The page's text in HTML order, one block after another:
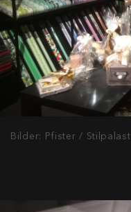
Bilder: Pfister / Stilpalast